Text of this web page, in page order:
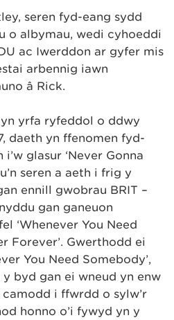
seren fyd-eang sydd
o albymau, wedi cyhoeddi
ac Iwerddon ar gyfer mis
arbennig iawn
â Rick.
yrfa ryfeddol o ddwy
daeth yn ffenomen fyd-
glasur ‘Never Gonna
seren a aeth i frig y
ennill gwobrau BRIT –
gan ganeuon
‘Whenever You Need
Forever’. Gwerthodd ei
You Need Somebody’,
byd gan ei wneud yn enw
i ffwrdd o sylw’r
honno o’i fywyd yn y